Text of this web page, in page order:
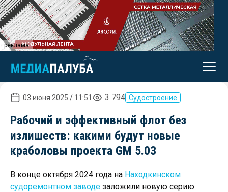
реклама
03 июня 2025 / 11:51 3 794 Судостроение
Рабочий и эффективный флот без
излишеств: какими будут новые
краболовы проекта GM 5.03
В конце октября 2024 года на Находкинском
судоремонтном заводе заложили новую серию